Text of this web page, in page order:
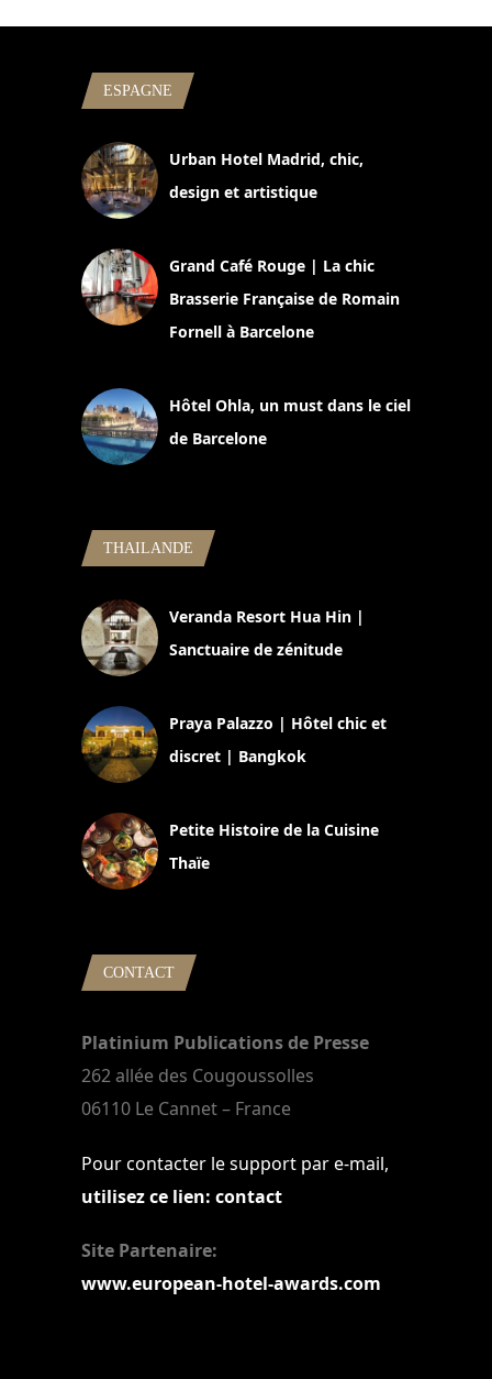
ESPAGNE
Urban Hotel Madrid, chic,
design et artistique
Grand Café Rouge | La chic
Brasserie Française de Romain
Fornell à Barcelone
Hôtel Ohla, un must dans le ciel
de Barcelone
THAILANDE
Veranda Resort Hua Hin |
Sanctuaire de zénitude
Praya Palazzo | Hôtel chic et
discret | Bangkok
Petite Histoire de la Cuisine
Thaïe
CONTACT
Platinium Publications de Presse
262 allée des Cougoussolles
06110 Le Cannet – France
Pour contacter le support par e-mail,
utilisez ce lien: contact
Site Partenaire:
www.european-hotel-awards.com